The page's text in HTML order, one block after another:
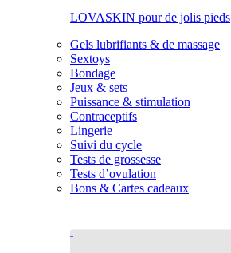
LOVASKIN pour de jolis pieds
Gels lubrifiants & de massage
Sextoys
Bondage
Jeux & sets
Puissance & stimulation
Contraceptifs
Lingerie
Suivi du cycle
Tests de grossesse
Tests d’ovulation
Bons & Cartes cadeaux